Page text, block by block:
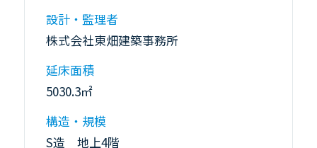
設計・監理者
株式会社東畑建築事務所
延床面積
5030.3㎡
構造・規模
S造 地上4階